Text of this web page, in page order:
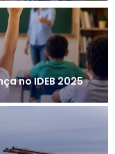
no IDEB 2025